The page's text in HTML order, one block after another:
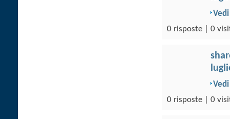
0 risposte | 0
0 risposte | 0